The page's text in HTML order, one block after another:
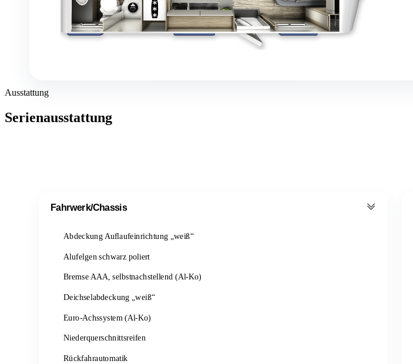
Ausstattung
Serienausstattung
Fahrwerk/Chassis
Abdeckung Auflaufeinrichtung „weiß“
Alufelgen schwarz poliert
Bremse AAA, selbstnachstellend (Al-Ko)
Deichselabdeckung „weiß“
Euro-Achssystem (Al-Ko)
Niederquerschnittsreifen
Rückfahrautomatik